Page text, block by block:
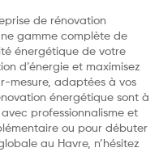
de rénovation
gamme complète de
énergétique de votre
d’énergie et maximisez
mesure, adaptées à vos
énergétique sont à
professionnalisme et
ou pour débuter
au Havre, n’hésitez